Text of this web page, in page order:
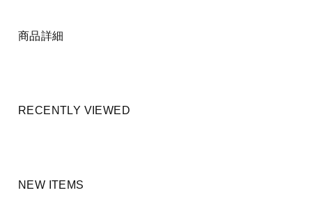
商品詳細
RECENTLY VIEWED
NEW ITEMS